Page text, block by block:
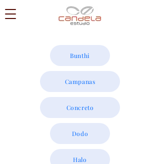
Bunthi
Campanas
Concreto
Dodo
Halo